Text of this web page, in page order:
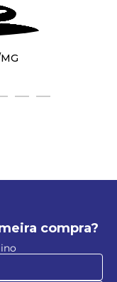
MG
compra?